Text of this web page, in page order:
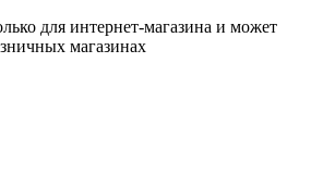
для интернет-магазина и может
магазинах